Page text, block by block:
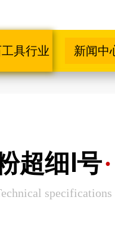
具行业 新闻中
超细Ⅰ号
specifications